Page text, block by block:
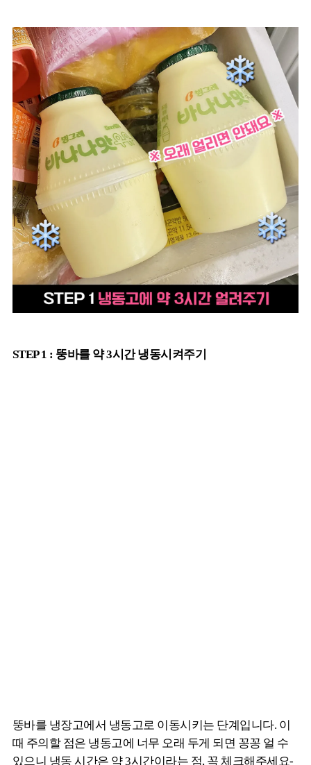
STEP 1 : 뚱바를 약 3시간 냉동시켜주기
뚱바를 냉장고에서 냉동고로 이동시키는 단계입니다. 이
때 주의할 점은 냉동고에 너무 오래 두게 되면 꽁꽁 얼 수
있으니 냉동 시간은 약 3시간이라는 점, 꼭 체크해주세요-